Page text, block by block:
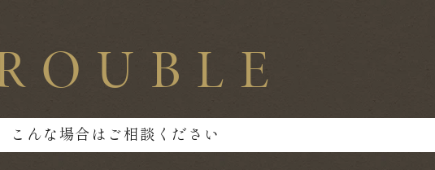
こんな場合はご相談ください